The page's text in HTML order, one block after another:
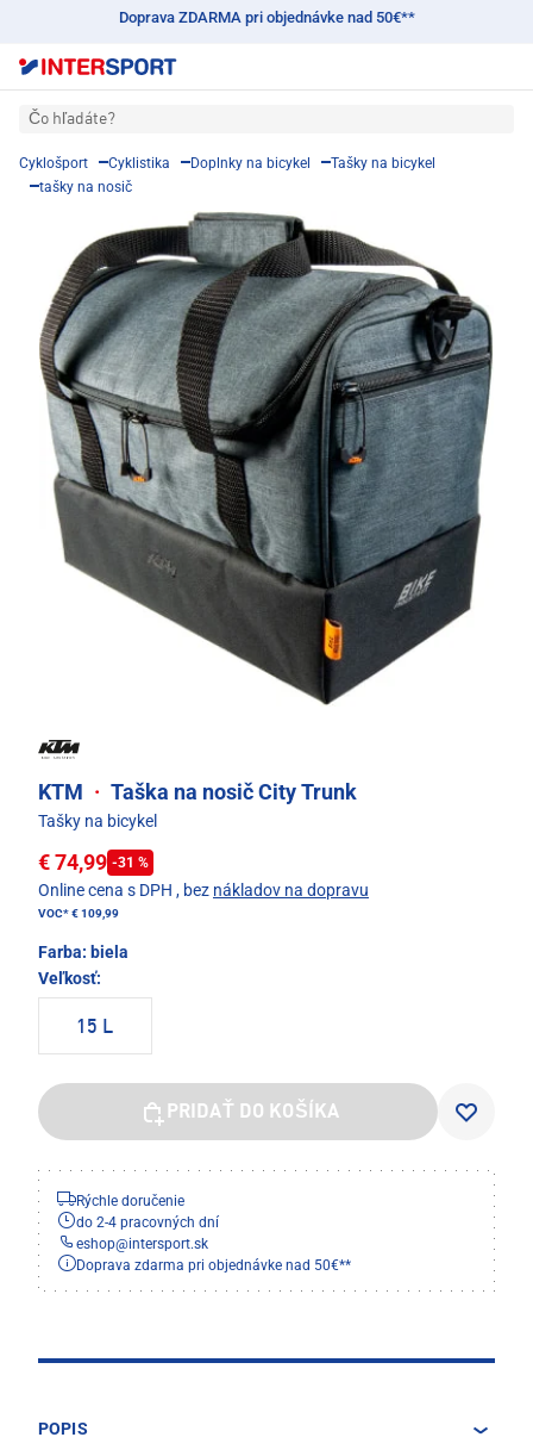
Doprava ZDARMA pri objednávke nad 50€**
Čo hľadáte?
Cyklošport Cyklistika Doplnky na bicykel
Tašky na bicykel
tašky na nosič
KTM · Taška na nosič City Trunk
Tašky na bicykel
€ 74,99 -31 %
Online cena s DPH , bez nákladov na dopravu
VOC*€ 109,99
Farba: biela
Veľkosť:
15 L
PRIDAŤ DO KOŠÍKA
Rýchle doručenie
do 2-4 pracovných dní
eshop@intersport.sk
Doprava zdarma pri objednávke nad 50€**
POPIS